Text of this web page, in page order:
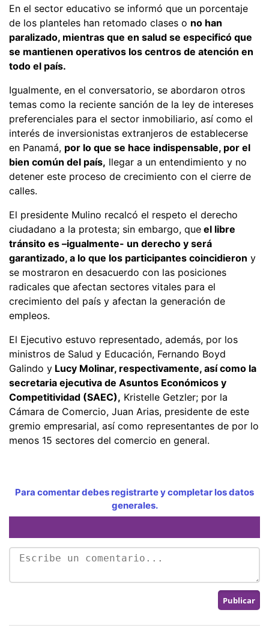
En el sector educativo se informó que un porcentaje
de los planteles han retomado clases o no han
paralizado, mientras que en salud se especificó que
se mantienen operativos los centros de atención en
todo el país.
Igualmente, en el conversatorio, se abordaron otros
temas como la reciente sanción de la ley de intereses
preferenciales para el sector inmobiliario, así como el
interés de inversionistas extranjeros de establecerse
en Panamá, por lo que se hace indispensable, por el
bien común del país, llegar a un entendimiento y no
detener este proceso de crecimiento con el cierre de
calles.
El presidente Mulino recalcó el respeto el derecho
ciudadano a la protesta; sin embargo, que el libre
tránsito es –igualmente- un derecho y será
garantizado, a lo que los participantes coincidieron y
se mostraron en desacuerdo con las posiciones
radicales que afectan sectores vitales para el
crecimiento del país y afectan la generación de
empleos.
El Ejecutivo estuvo representado, además, por los
ministros de Salud y Educación, Fernando Boyd
Galindo y Lucy Molinar, respectivamente, así como la
secretaria ejecutiva de Asuntos Económicos y
Competitividad (SAEC), Kristelle Getzler; por la
Cámara de Comercio, Juan Arias, presidente de este
gremio empresarial, así como representantes de por lo
menos 15 sectores del comercio en general.
Para comentar debes registrarte y completar los datos
generales.